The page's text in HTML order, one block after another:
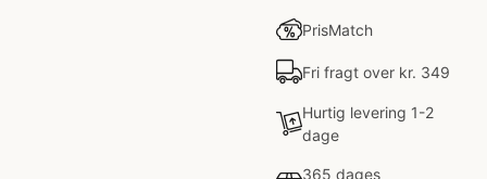
PrisMatch
Fri fragt over kr. 349
Hurtig levering 1-2
dage
365 dages